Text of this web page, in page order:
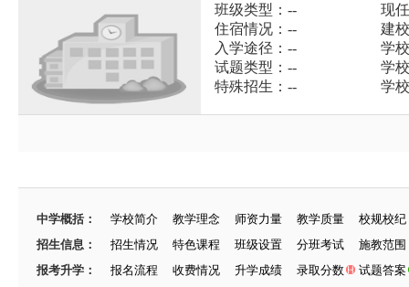
班级类型：--
现
住宿情况：--
建
入学途径：--
学
试题类型：--
学
特殊招生：--
学
中学概括： 学校简介 教学理念 师资力量 教学质量
校规校纪
招生信息：
招生情况 特色课程 班级设置 分班考试
施教范围
报考升学：
报名流程 收费情况 升学成绩 录取分数
试题答案